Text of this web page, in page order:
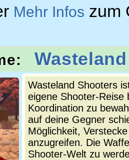
Mehr Infos zum
Wasteland Shooters
eigene Shooter-Reise
Koordination zu
auf deine Gegner
Möglichkeit,
anzugreifen. Die
Shooter-Welt zu